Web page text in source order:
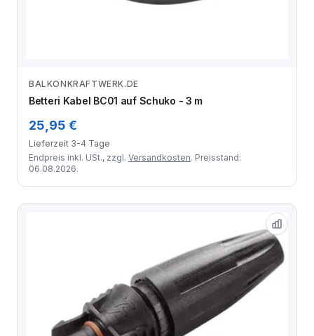
Zum Angebot
BALKONKRAFTWERK.DE
Betteri Kabel BC01 auf Schuko - 3 m
25,95 €
Lieferzeit 3-4 Tage
Endpreis inkl. USt., zzgl. Versandkosten. Preisstand:
06.08.2026.